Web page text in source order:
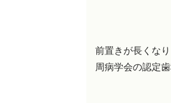
前置きが長くな
周病学会の認定